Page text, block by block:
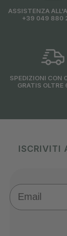
ASSISTENZA
+39 049 880
SPEDIZIONI CON
GRATIS
ISCRIVITI
Email